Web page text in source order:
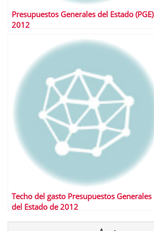
Presupuestos Generales del Estado (PGE)
2012
Techo del gasto Presupuestos Generales
del Estado de 2012